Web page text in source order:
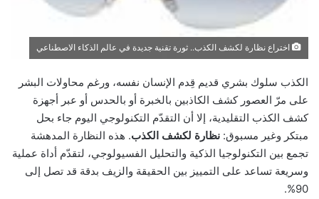
اختراع نظارة لكشف الكذب.. ثورة تقنية جديدة في عالم الذكاء الاصطناعي
الكذب سلوك بشري قديم قِدم الإنسان نفسه، ورغم محاولات البشر
على مرّ العصور كشف الكاذبين بالخبرة أو بالحدس أو عبر أجهزة
كشف الكذب التقليدية، إلا أن التقدّم التكنولوجي اليوم جاء بحل
مبتكر وغير مسبوق: نظارة لكشف الكذب. هذه النظارة المدهشة
تجمع بين التكنولوجيا الذكية والتحليل الفسيولوجي، لتقدّم أداة عملية
وسريعة تساعد على التمييز بين الحقيقة والزيف بدقة قد تصل إلى
90%.